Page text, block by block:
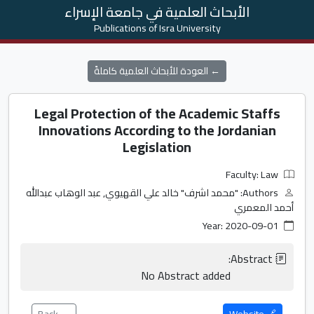
الأبحاث العلمية في جامعة الإسراء
Publications of Isra University
← العودة للأبحاث العلمية كاملةً
Legal Protection of the Academic Staffs
Innovations According to the Jordanian
Legislation
Authors: "محمد اشرف" خالد علي القهيوي, عبد الوهاب عبدالله
أحمد المعمري